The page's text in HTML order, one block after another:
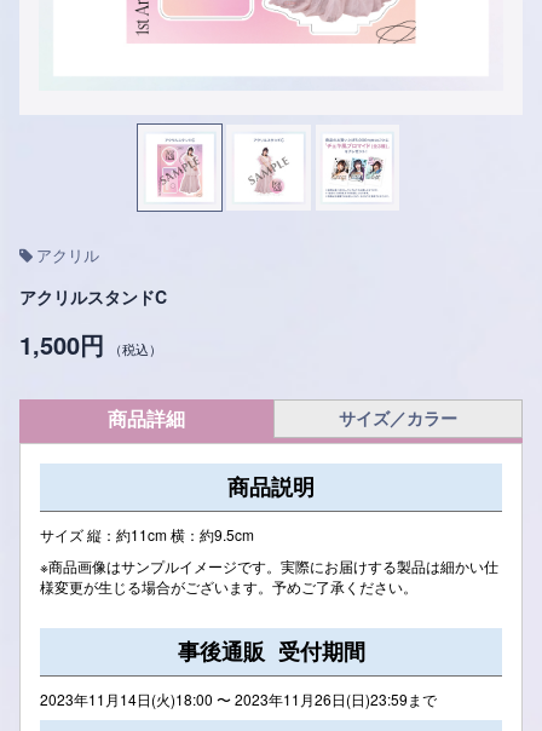
アクリル
アクリルスタンドC
1,500円 （税込）
商品詳細 サイズ／カラー
商品説明
サイズ 縦：約11cm 横：約9.5cm
※商品画像はサンプルイメージです。実際にお届けする製品は細かい仕
様変更が生じる場合がございます。予めご了承ください。
事後通販 受付期間
2023年11月14日(火)18:00 〜 2023年11月26日(日)23:59まで